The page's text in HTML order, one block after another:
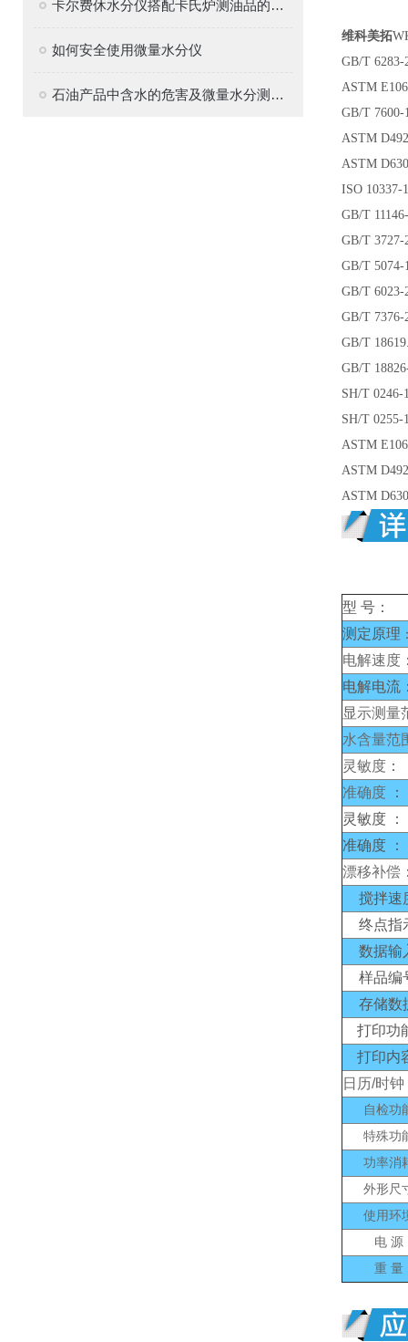
卡尔费休水分仪搭配卡氏炉测油品的水分
如何安全使用微量水分仪
石油产品中含水的危害及微量水分测定的意义
维科美拓
GB/T
ASTM
GB/T
ASTM
ASTM
ISO
GB/T
GB/T
GB/T
GB/T
GB/T
GB/T
GB/T
SH/T
SH/T
ASTM
ASTM
ASTM
型 号：
测定原理
电解速度
电解电流
显示测量
水含量范
灵敏度 ：
准确度 ：
灵敏度 ：
准确度 ：
漂移补偿
搅拌速
终点指
数据输
样品编
存储数
打印功
打印内
日历/时钟
自检功
特殊功
功率消
外形尺
使用环
电 源
重 量